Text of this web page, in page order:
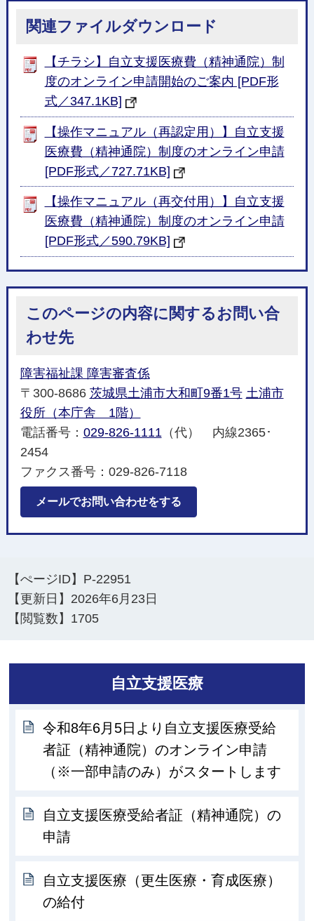
関連ファイルダウンロード
【チラシ】自立支援医療費（精神通院）制
度のオンライン申請開始のご案内 [PDF形
式／347.1KB]
【操作マニュアル（再認定用）】自立支援
医療費（精神通院）制度のオンライン申請
[PDF形式／727.71KB]
【操作マニュアル（再交付用）】自立支援
医療費（精神通院）制度のオンライン申請
[PDF形式／590.79KB]
このページの内容に関するお問い合
わせ先
障害福祉課 障害審査係
〒300-8686 茨城県土浦市大和町9番1号 土浦市
役所（本庁舎 1階）
電話番号： 029-826-1111 （代） 内線2365･
2454
ファクス番号：029-826-7118
メールでお問い合わせをする
【ぺージID】 P-22951
【更新日】 2026年6月23日
【閲覧数】 1705
自立支援医療
令和8年6月5日より自立支援医療受給
者証（精神通院）のオンライン申請
（※一部申請のみ）がスタートします
自立支援医療受給者証（精神通院）の
申請
自立支援医療（更生医療・育成医療）
の給付